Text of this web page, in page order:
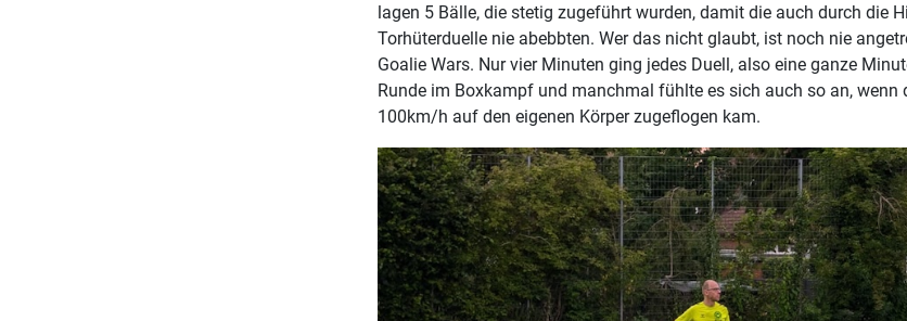
lagen 5 Bälle, die stetig zugeführt wurden, damit die auch durch die
Torhüterduelle nie abebbten. Wer das nicht glaubt, ist noch nie
Goalie Wars. Nur vier Minuten ging jedes Duell, also eine ganze
Runde im Boxkampf und manchmal fühlte es sich auch so an, wenn
100km/h auf den eigenen Körper zugeflogen kam.